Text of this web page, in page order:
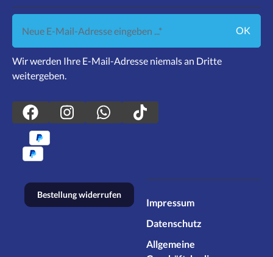
Neue E-Mail-Adresse eingeben ...
OK
Wir werden Ihre E-Mail-Adresse niemals an Dritte
weitergeben.
Bestellung widerrufen
Impressum
Datenschutz
Allgemeine